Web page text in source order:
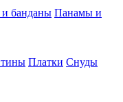
банданы Панамы и
Платки Снуды